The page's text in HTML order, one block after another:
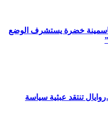
خضرة يستشرف الوضع
تنتقد عبثية سياسة